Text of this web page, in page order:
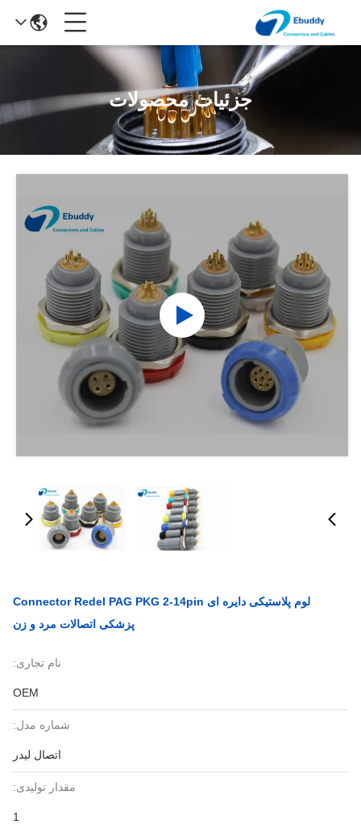
جزئیات محصولات
لوم پلاستیکی دایره ای Connector Redel PAG PKG 2-14pin
پزشکی اتصالات مرد و زن
نام تجاری:
OEM
شماره مدل:
اتصال لیدر
مقدار تولیدی:
1